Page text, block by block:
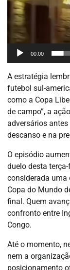
00:00
A estratégia
futebol sul-
como a Copa
de campo”, a
adversários
descanso e na
O episódio
duelo desta
considerada uma
Copa do Mundo
final. Quem
confronto entre
Congo.
Até o momento,
nem a
posicionamento